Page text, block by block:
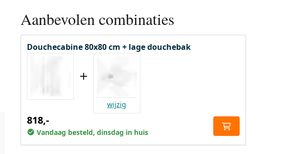
Aanbevolen combinaties
Douchecabine 80x80 cm + lage douchebak
wijzig
818,-
Vandaag besteld, dinsdag in huis